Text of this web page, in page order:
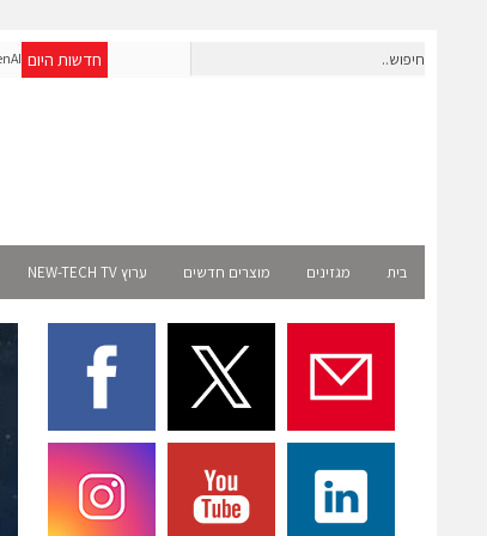
חדשות היוםחברת IAIG גייסה 6 מיליון דולר להקמת חברות תוכנה שנבנו מראש
בית מגזינים מוצרים חדשים ערוץ NEW-TECH TV